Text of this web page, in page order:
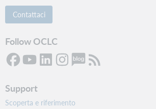
Contattaci
Follow OCLC
Support
Scoperta e riferimento